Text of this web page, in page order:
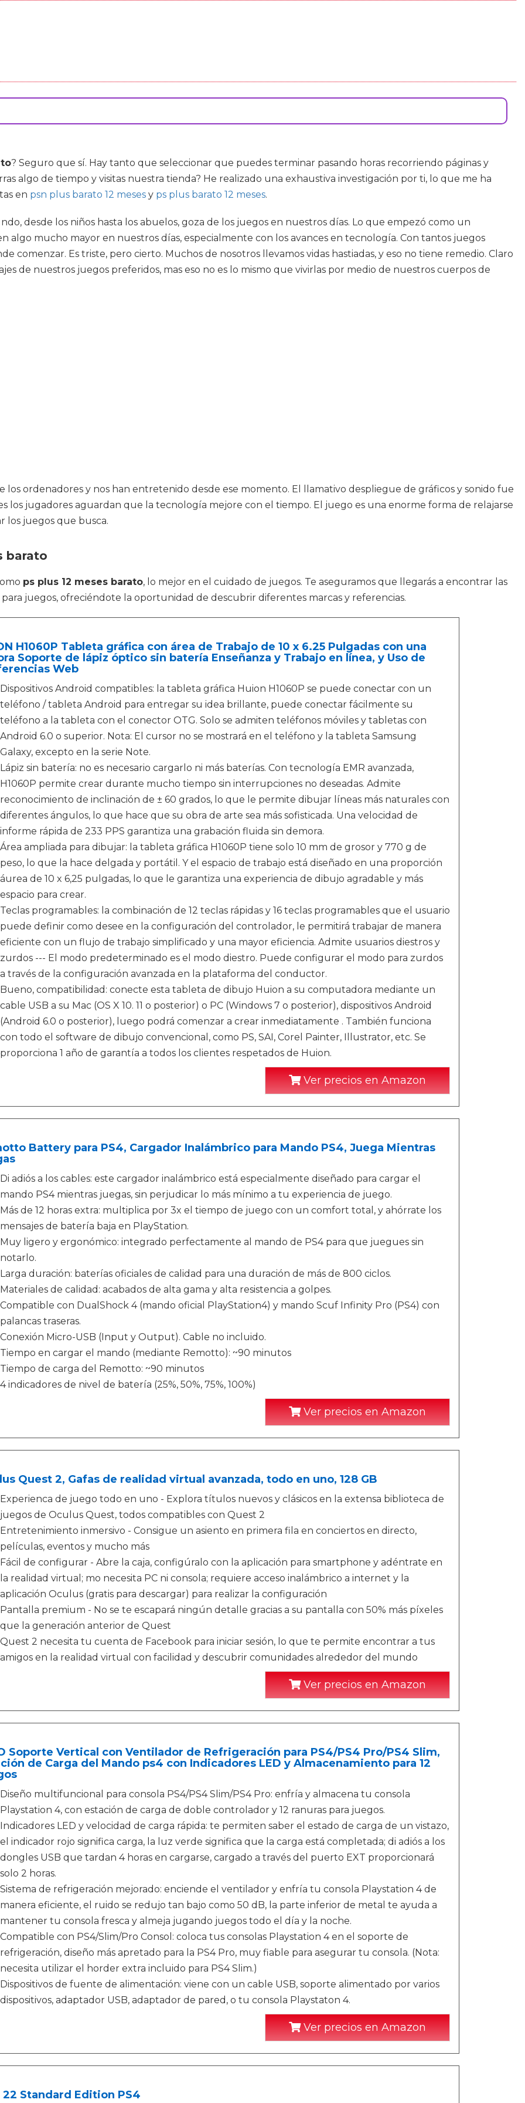
? Seguro que sí. Hay tanto que seleccionar que puedes terminar pasando horas recorriendo páginas y
algo de tiempo y visitas nuestra tienda? He realizado una exhaustiva investigación por ti, lo que me ha
en psn plus barato 12 meses y ps plus barato 12 meses.
desde los niños hasta los abuelos, goza de los juegos en nuestros días. Lo que empezó como un
algo mucho mayor en nuestros días, especialmente con los avances en tecnología. Con tantos juegos
comenzar. Es triste, pero cierto. Muchos de nosotros llevamos vidas hastiadas, y eso no tiene remedio. Claro
de nuestros juegos preferidos, mas eso no es lo mismo que vivirlas por medio de nuestros cuerpos de
ordenadores y nos han entretenido desde ese momento. El llamativo despliegue de gráficos y sonido fue
los jugadores aguardan que la tecnología mejore con el tiempo. El juego es una enorme forma de relajarse
los juegos que busca.
barato
ps plus 12 meses barato, lo mejor en el cuidado de juegos. Te aseguramos que llegarás a encontrar las
juegos, ofreciéndote la oportunidad de descubrir diferentes marcas y referencias.
H1060P Tableta gráfica con área de Trabajo de 10 x 6.25 Pulgadas con una
Soporte de lápiz óptico sin batería Enseñanza y Trabajo en línea, y Uso de
Web
Dispositivos Android compatibles: la tableta gráfica Huion H1060P se puede conectar con un
teléfono / tableta Android para entregar su idea brillante, puede conectar fácilmente su
teléfono a la tableta con el conector OTG. Solo se admiten teléfonos móviles y tabletas con
Android 6.0 o superior. Nota: El cursor no se mostrará en el teléfono y la tableta Samsung
Galaxy, excepto en la serie Note.
Lápiz sin batería: no es necesario cargarlo ni más baterías. Con tecnología EMR avanzada,
H1060P permite crear durante mucho tiempo sin interrupciones no deseadas. Admite
reconocimiento de inclinación de ± 60 grados, lo que le permite dibujar líneas más naturales con
diferentes ángulos, lo que hace que su obra de arte sea más sofisticada. Una velocidad de
informe rápida de 233 PPS garantiza una grabación fluida sin demora.
Área ampliada para dibujar: la tableta gráfica H1060P tiene solo 10 mm de grosor y 770 g de
peso, lo que la hace delgada y portátil. Y el espacio de trabajo está diseñado en una proporción
áurea de 10 x 6,25 pulgadas, lo que le garantiza una experiencia de dibujo agradable y más
espacio para crear.
Teclas programables: la combinación de 12 teclas rápidas y 16 teclas programables que el usuario
puede definir como desee en la configuración del controlador, le permitirá trabajar de manera
eficiente con un flujo de trabajo simplificado y una mayor eficiencia. Admite usuarios diestros y
zurdos --- El modo predeterminado es el modo diestro. Puede configurar el modo para zurdos
a través de la configuración avanzada en la plataforma del conductor.
Bueno, compatibilidad: conecte esta tableta de dibujo Huion a su computadora mediante un
cable USB a su Mac (OS X 10. 11 o posterior) o PC (Windows 7 o posterior), dispositivos Android
(Android 6.0 o posterior), luego podrá comenzar a crear inmediatamente . También funciona
con todo el software de dibujo convencional, como PS, SAI, Corel Painter, Illustrator, etc. Se
proporciona 1 año de garantía a todos los clientes respetados de Huion.
Ver precios en Amazon
Battery para PS4, Cargador Inalámbrico para Mando PS4, Juega Mientras
Di adiós a los cables: este cargador inalámbrico está especialmente diseñado para cargar el
mando PS4 mientras juegas, sin perjudicar lo más mínimo a tu experiencia de juego.
Más de 12 horas extra: multiplica por 3x el tiempo de juego con un comfort total, y ahórrate los
mensajes de batería baja en PlayStation.
Muy ligero y ergonómico: integrado perfectamente al mando de PS4 para que juegues sin
notarlo.
Larga duración: baterías oficiales de calidad para una duración de más de 800 ciclos.
Materiales de calidad: acabados de alta gama y alta resistencia a golpes.
Compatible con DualShock 4 (mando oficial PlayStation4) y mando Scuf Infinity Pro (PS4) con
palancas traseras.
Conexión Micro-USB (Input y Output). Cable no incluido.
Tiempo en cargar el mando (mediante Remotto): ~90 minutos
Tiempo de carga del Remotto: ~90 minutos
4 indicadores de nivel de batería (25%, 50%, 75%, 100%)
Ver precios en Amazon
Quest 2, Gafas de realidad virtual avanzada, todo en uno, 128 GB
Experienca de juego todo en uno - Explora títulos nuevos y clásicos en la extensa biblioteca de
juegos de Oculus Quest, todos compatibles con Quest 2
Entretenimiento inmersivo - Consigue un asiento en primera fila en conciertos en directo,
películas, eventos y mucho más
Fácil de configurar - Abre la caja, configúralo con la aplicación para smartphone y adéntrate en
la realidad virtual; mo necesita PC ni consola; requiere acceso inalámbrico a internet y la
aplicación Oculus (gratis para descargar) para realizar la configuración
Pantalla premium - No se te escapará ningún detalle gracias a su pantalla con 50% más píxeles
que la generación anterior de Quest
Quest 2 necesita tu cuenta de Facebook para iniciar sesión, lo que te permite encontrar a tus
amigos en la realidad virtual con facilidad y descubrir comunidades alrededor del mundo
Ver precios en Amazon
Soporte Vertical con Ventilador de Refrigeración para PS4/PS4 Pro/PS4 Slim,
de Carga del Mando ps4 con Indicadores LED y Almacenamiento para 12
Diseño multifuncional para consola PS4/PS4 Slim/PS4 Pro: enfría y almacena tu consola
Playstation 4, con estación de carga de doble controlador y 12 ranuras para juegos.
Indicadores LED y velocidad de carga rápida: te permiten saber el estado de carga de un vistazo,
el indicador rojo significa carga, la luz verde significa que la carga está completada; di adiós a los
dongles USB que tardan 4 horas en cargarse, cargado a través del puerto EXT proporcionará
solo 2 horas.
Sistema de refrigeración mejorado: enciende el ventilador y enfría tu consola Playstation 4 de
manera eficiente, el ruido se redujo tan bajo como 50 dB, la parte inferior de metal te ayuda a
mantener tu consola fresca y almeja jugando juegos todo el día y la noche.
Compatible con PS4/Slim/Pro Consol: coloca tus consolas Playstation 4 en el soporte de
refrigeración, diseño más apretado para la PS4 Pro, muy fiable para asegurar tu consola. (Nota:
necesita utilizar el horder extra incluido para PS4 Slim.)
Dispositivos de fuente de alimentación: viene con un cable USB, soporte alimentado por varios
dispositivos, adaptador USB, adaptador de pared, o tu consola Playstaton 4.
Ver precios en Amazon
22 Standard Edition PS4